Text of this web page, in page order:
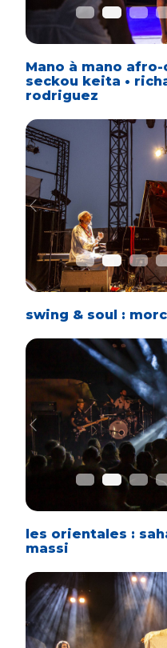
Mano à mano
seckou keita •
rodriguez
Previous
swing & soul :
Previous
les orientales :
massi